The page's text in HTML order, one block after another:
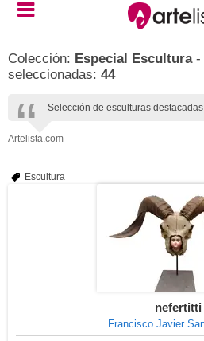
Colección: Especial Escultura-
seleccionadas: 44
Selección de esculturas
Artelista.com
Escultura
nefertitti
Francisco Javier